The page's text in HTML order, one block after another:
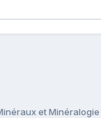
et Minéralogie